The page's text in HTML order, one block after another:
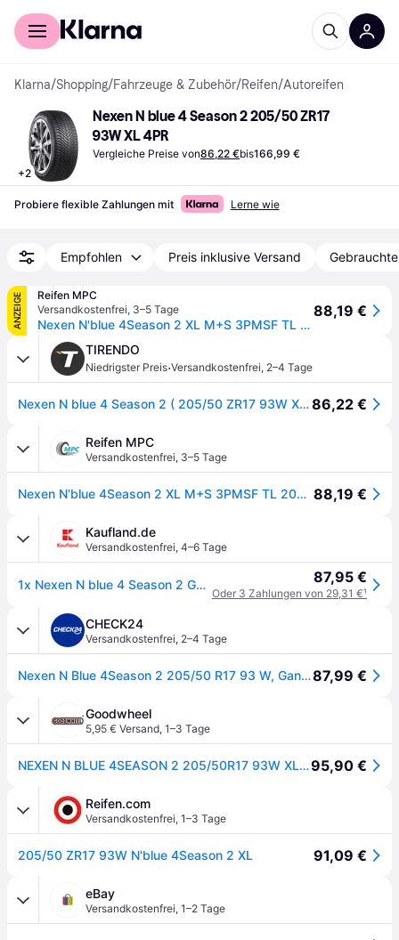
Für Shopper
Klarna/Shopping/Fahrzeuge & Zubehör/Reifen/Autoreifen
+2
Nexen N blue 4 Season 2 205/50 ZR17
93W XL 4PR
Vergleiche Preise von86,22 €bis166,99 €
Probiere flexible Zahlungen mit Lerne wie
Empfohlen Preis inklusive Versand
ANZEIGE
Reifen MPC
Versandkostenfrei, 3–5 Tage
Nexen N'blue 4Season 2 XL M+S 3PMSF TL 205/50R17 93W
88,19 €
TIRENDO
Niedrigster Preis·Versandkostenfrei, 2–4 Tage
Nexen N blue 4 Season 2 ( 205/50 ZR17 93W XL 4PR )86,22 €
Reifen MPC
Versandkostenfrei, 3–5 Tage
Nexen N'blue 4Season 2 XL M+S 3PMSF TL 205/50R17 93W 88,19 €
Kaufland.de
Versandkostenfrei, 4–6 Tage
1x Nexen N blue 4 Season 2 Ganzjahresreifen 205/50 R17 93W XL M+S 3PMSF Allwetterreifen Reifen 87,95 €
Oder 3 Zahlungen von 29,31 €¹
CHECK24
Versandkostenfrei, 2–4 Tage
Nexen N Blue 4Season 2 205/50 R17 93 W, Ganzjahresreifen87,99 €
Goodwheel
5,95 € Versand, 1–3 Tage
NEXEN N BLUE 4SEASON 2 205/50R17 93W XL BSW95,90 €
Reifen.com
Versandkostenfrei, 1–3 Tage
205/50 ZR17 93W N'blue 4Season 2 XL 91,09 €
eBay
Versandkostenfrei, 1–2 Tage